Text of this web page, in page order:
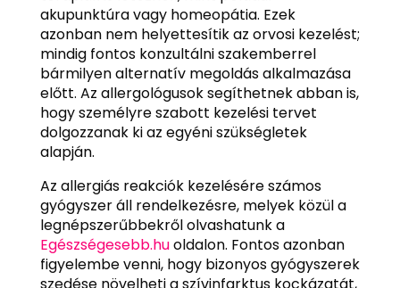
akupunktúra vagy homeopátia. Ezek
azonban nem helyettesítik az orvosi kezelést;
mindig fontos konzultálni szakemberrel
bármilyen alternatív megoldás alkalmazása
előtt. Az allergológusok segíthetnek abban is,
hogy személyre szabott kezelési tervet
dolgozzanak ki az egyéni szükségletek
alapján.
Az allergiás reakciók kezelésére számos
gyógyszer áll rendelkezésre, melyek közül a
legnépszerűbbekről olvashatunk a
Egészségesebb.huoldalon. Fontos azonban
figyelembe venni, hogy bizonyos gyógyszerek